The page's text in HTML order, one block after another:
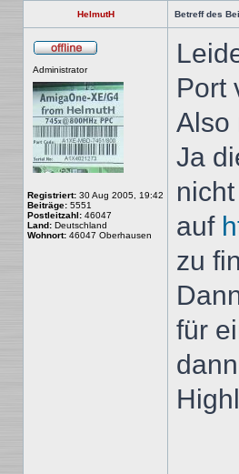
HelmutH Betreff des
Administrator
Registriert: 30 Aug 2005, 19:42
Beiträge: 5551
Postleitzahl: 46047
Land: Deutschland
Wohnort: 46047 Oberhausen
Port
Also
Ja
auf
zu
für